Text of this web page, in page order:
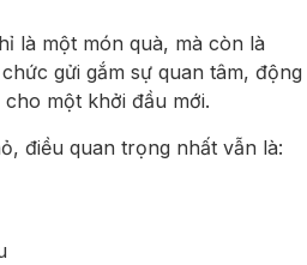
là một món quà, mà còn là
gửi gắm sự quan tâm, động
một khởi đầu mới.
điều quan trọng nhất vẫn là: